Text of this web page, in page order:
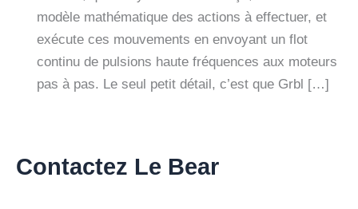
modèle mathématique des actions à effectuer, et
exécute ces mouvements en envoyant un flot
continu de pulsions haute fréquences aux moteurs
pas à pas. Le seul petit détail, c’est que Grbl […]
Contactez Le Bear